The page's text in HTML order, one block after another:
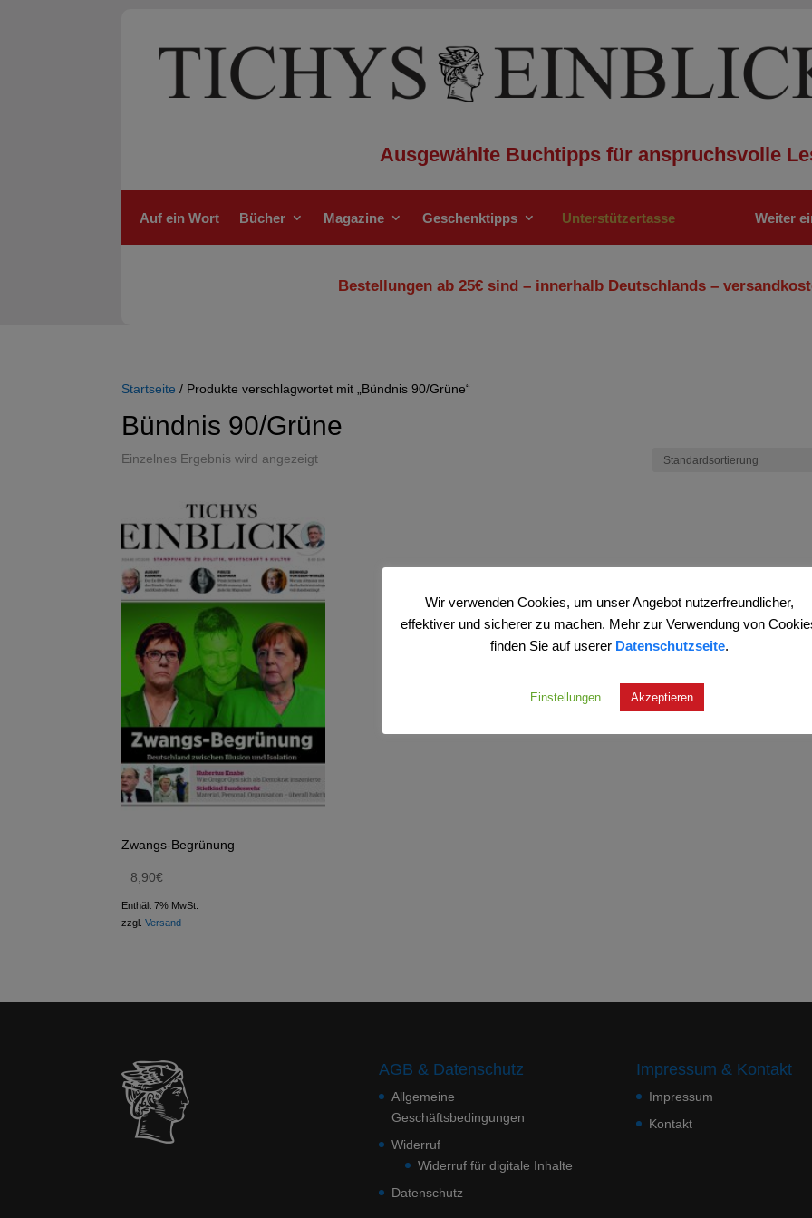
Ausgewählte Buchtipps für anspruchsvolle
Auf ein Wort Bücher Magazine Geschenktipps Unterstützertasse Weiter
Bestellungen ab 25€ sind – innerhalb Deutschlands –
Startseite / Produkte verschlagwortet mit „Bündnis 90/Grüne“
Bündnis 90/Grüne
Einzelnes Ergebnis wird angezeigt
Zwangs-Begrünung
8,90€
Enthält 7% MwSt.
zzgl.Versand
AGB & Datenschutz
Allgemeine
Geschäftsbedingungen
Widerruf
Widerruf für digitale Inhalte
Datenschutz
Impressum & Kontakt
Impressum
Kontakt
Wir verwenden Cookies, um unser Angebot nutzerfreundlicher,
effektiver und sicherer zu machen. Mehr zur Verwendung von
finden Sie auf userer Datenschutzseite.
Einstellungen Akzeptieren